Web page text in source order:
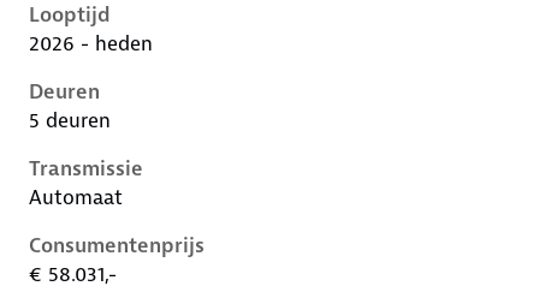
Looptijd
2026 - heden
Deuren
5 deuren
Transmissie
Automaat
Consumentenprijs
€ 58.031,-